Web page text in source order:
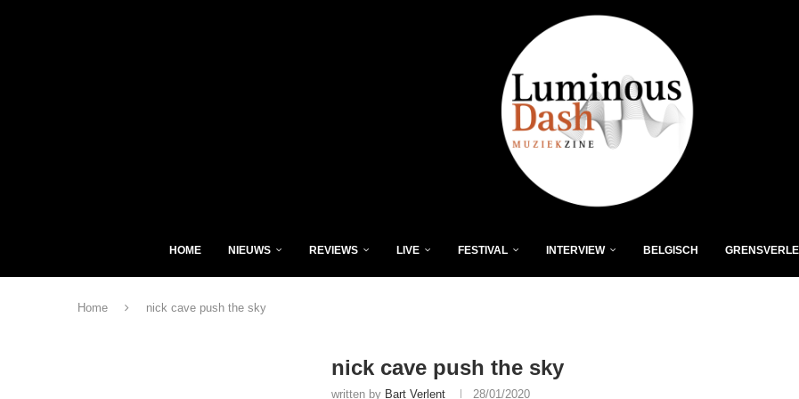
HOME NIEUWS REVIEWS LIVE FESTIVAL INTERVIEW BELGISCH
Home nick cave push the sky
nick cave push the sky
written by Bart Verlent 28/01/2020